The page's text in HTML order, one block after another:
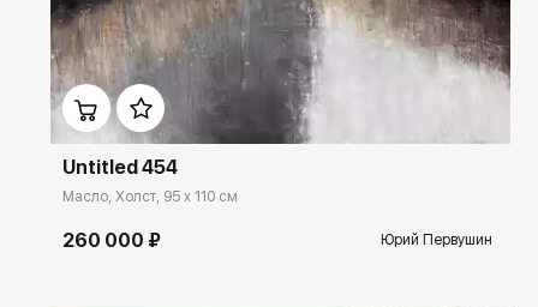
Домен: ekb.rakovgallery.ru
Untitled 454
Масло, Холст, 95 x 110 см
260 000 ₽ Юрий Первушин